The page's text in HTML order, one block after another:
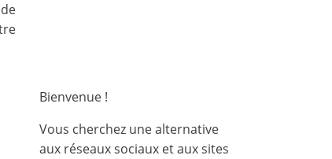
Bienvenue !
Vous cherchez une alternative
aux réseaux sociaux et aux sites